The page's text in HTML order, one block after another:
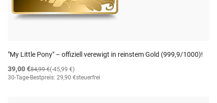
"My Little Pony" – offiziell verewigt in reinstem Gold (999,9/1000)!
39,00 €
(-45,99 €)
84,99 €
30-Tage-Bestpreis: 29,90 €steuerfrei